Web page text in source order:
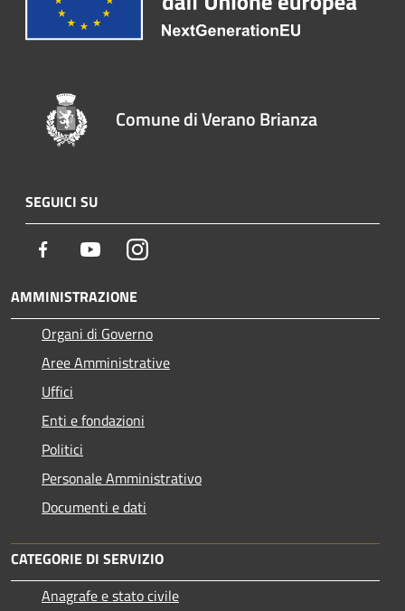
Comune di Verano Brianza
SEGUICI SU
Facebook YoutubeInstagram
AMMINISTRAZIONE
Organi di Governo
Aree Amministrative
Uffici
Enti e fondazioni
Politici
Personale Amministrativo
Documenti e dati
CATEGORIE DI SERVIZIO
Anagrafe e stato civile